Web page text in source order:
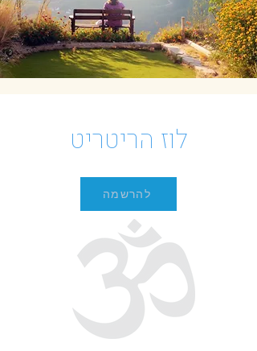
לוז הריטריט
להרשמה